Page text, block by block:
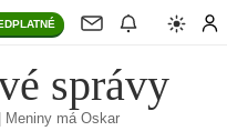
správy
má Oskar